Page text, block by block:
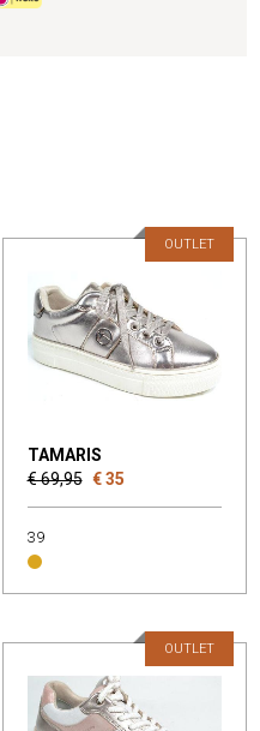
TAMARIS
€ 69,95 € 35
OUTLET
39
OUTLET